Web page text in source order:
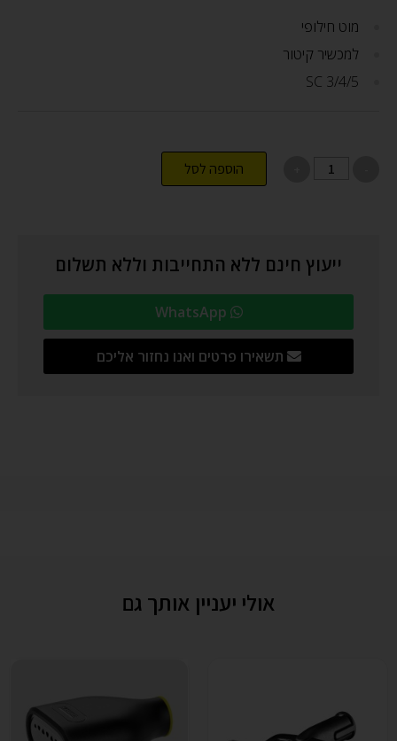
מוט חילופי
למכשיר קיטור
SC 3/4/5
הוספה לסל
ייעוץ חינם ללא התחייבות וללא תשלום
תשאירו פרטים ואנו נחזור אליכם
אולי יעניין אותך גם